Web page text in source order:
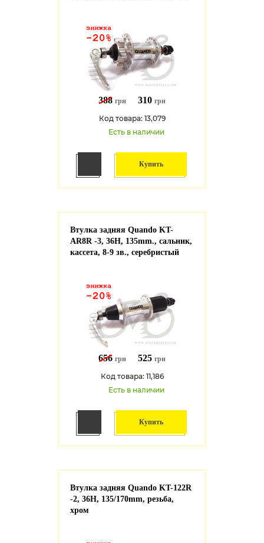
388 грн 310 грн
Код товара: 13,079
Есть в наличии
Купить
Втулка задняя Quando KT-
AR8R -3, 36H, 135mm., сальник,
кассета, 8-9 зв., серебристый
656 грн 525 грн
Код товара: 11,186
Есть в наличии
Купить
Втулка задняя Quando KT-122R
-2, 36H, 135/170mm, резьба,
хром